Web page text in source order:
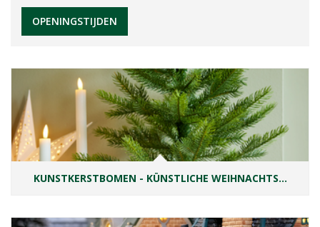
OPENINGSTIJDEN
KUNSTKERSTBOMEN - KÜNSTLICHE WEIHNACHTS…